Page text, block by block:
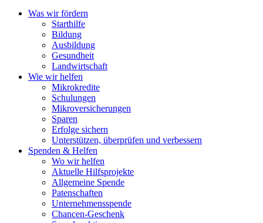
Was wir fördern
Starthilfe
Bildung
Ausbildung
Gesundheit
Landwirtschaft
Wie wir helfen
Mikrokredite
Schulungen
Mikroversicherungen
Sparen
Erfolge sichern
Unterstützen, überprüfen und verbessern
Spenden & Helfen
Wo wir helfen
Aktuelle Hilfsprojekte
Allgemeine Spende
Patenschaften
Unternehmensspende
Chancen-Geschenk